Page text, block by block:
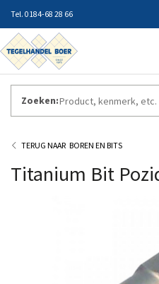
0184-68 28 66
Zoeken:
ZAKELIJK INLOGGEN
BOREN EN BITS
Titanium Bit